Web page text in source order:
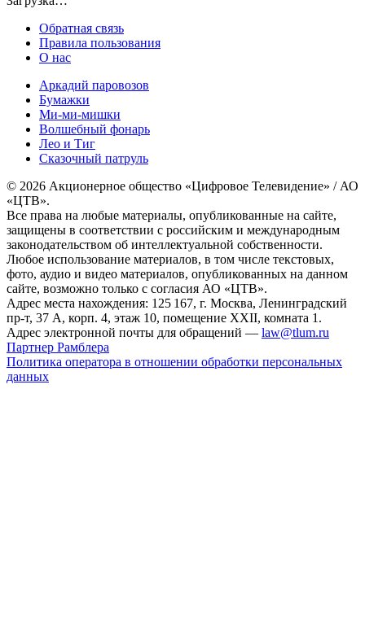
Обратная связь
Правила пользования
О нас
Аркадий паровозов
Бумажки
Ми-ми-мишки
Волшебный фонарь
Лео и Тиг
Сказочный патруль
© 2026 Акционерное общество «Цифровое Телевидение» / АО
«ЦТВ».
Все права на любые материалы, опубликованные на сайте,
защищены в соответствии с российским и международным
законодательством об интеллектуальной собственности.
Любое использование материалов, в том числе текстовых,
фото, аудио и видео материалов, опубликованных на данном
сайте, возможно только с согласия АО «ЦТВ».
Адрес места нахождения: 125 167, г. Москва, Ленинградский
пр-т, 37 А, корп. 4, этаж 10, помещение XXII, комната 1.
Адрес электронной почты для обращений — law@tlum.ru
Партнер Рамблера
Политика оператора в отношении обработки персональных
данных